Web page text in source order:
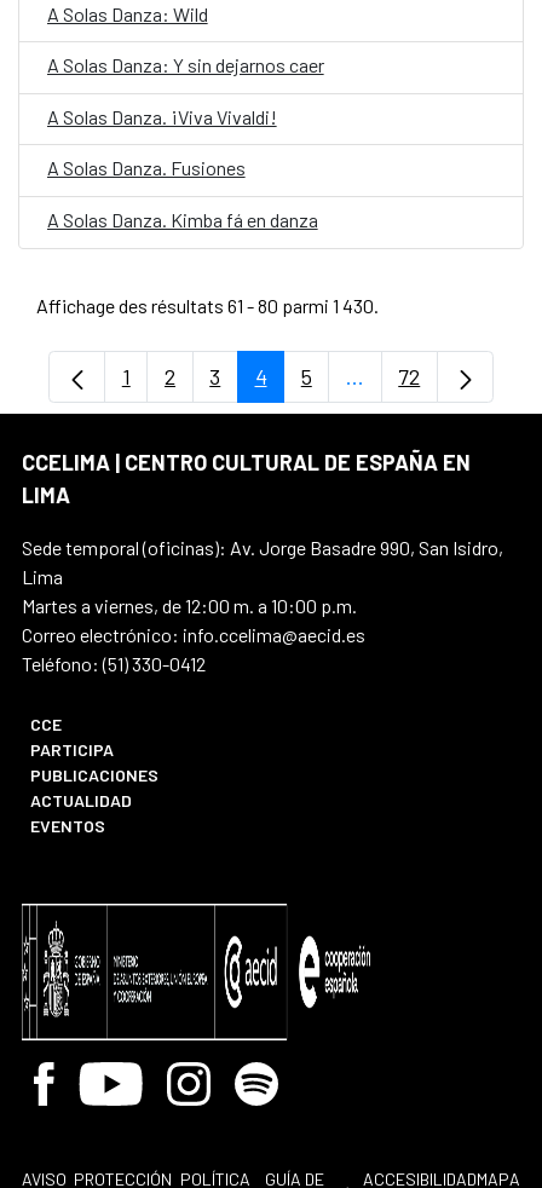
A Solas Danza: Wild
A Solas Danza: Y sin dejarnos caer
A Solas Danza. ¡Viva Vivaldi!
A Solas Danza. Fusiones
A Solas Danza. Kimba fá en danza
Affichage des résultats 61 - 80 parmi 1 430.
Page
1 Page
2 Page
3 Page
4 Page
5 ...PagesPage
72
CCELIMA | CENTRO CULTURAL DE ESPAÑA EN
LIMA
Sede temporal (oficinas): Av. Jorge Basadre 990, San Isidro,
Lima
Martes a viernes, de 12:00 m. a 10:00 p.m.
Correo electrónico: info.ccelima@aecid.es
Teléfono: (51) 330-0412
CCE
PARTICIPA
PUBLICACIONES
ACTUALIDAD
EVENTOS
Facebook
Youtube InstagramSpotify
AVISO PROTECCIÓN POLÍTICA
GUÍA DE
ACCESIBILIDADMAPA